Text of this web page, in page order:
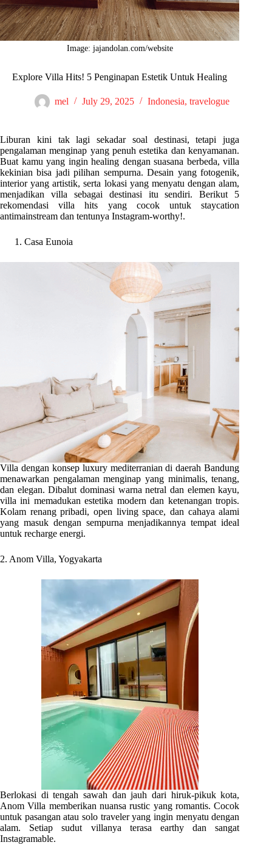
Image: jajandolan.com/website
Explore Villa Hits! 5 Penginapan Estetik Untuk Healing
mel July 29, 2025 Indonesia, travelogue
Liburan kini tak lagi sekadar soal destinasi, tetapi juga
pengalaman menginap yang penuh estetika dan kenyamanan.
Buat kamu yang ingin healing dengan suasana berbeda, villa
kekinian bisa jadi pilihan sempurna. Desain yang fotogenik,
interior yang artistik, serta lokasi yang menyatu dengan alam,
menjadikan villa sebagai destinasi itu sendiri. Berikut 5
rekomendasi villa hits yang cocok untuk staycation
antimainstream dan tentunya Instagram-worthy!.
Casa Eunoia
Villa dengan konsep luxury mediterranian di daerah Bandung
menawarkan pengalaman menginap yang minimalis, tenang,
dan elegan. Dibalut dominasi warna netral dan elemen kayu,
villa ini memadukan estetika modern dan ketenangan tropis.
Kolam renang pribadi, open living space, dan cahaya alami
yang masuk dengan sempurna menjadikannya tempat ideal
untuk recharge energi.
2. Anom Villa, Yogyakarta
Berlokasi di tengah sawah dan jauh dari hiruk-pikuk kota,
Anom Villa memberikan nuansa rustic yang romantis. Cocok
untuk pasangan atau solo traveler yang ingin menyatu dengan
alam. Setiap sudut villanya terasa earthy dan sangat
Instagramable.